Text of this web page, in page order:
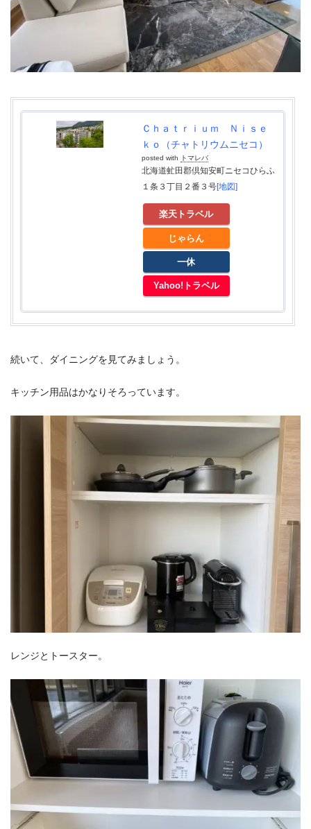
Ｃｈａｔｒｉｕｍ Ｎｉｓｅ
ｋｏ（チャトリウムニセコ）
posted with トマレバ
北海道虻田郡倶知安町ニセコひらふ
１条３丁目２番３号[地図]
楽天トラベル
じゃらん
一休
Yahoo!トラベル
続いて、ダイニングを見てみましょう。
キッチン用品はかなりそろっています。
レンジとトースター。